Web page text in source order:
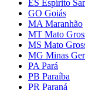
ES Espírito
GO Goiás
MA Maranhão
MT Mato
MS Mato
MG Minas
PA Pará
PB Paraíba
PR Paraná